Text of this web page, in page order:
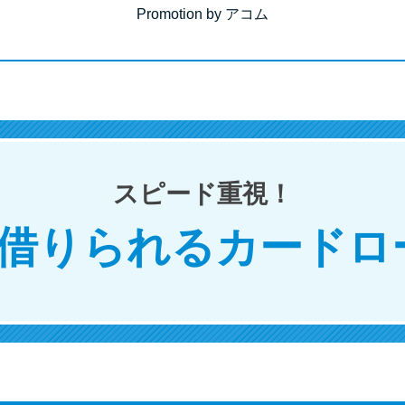
Promotion by アコム
スピード重視！
りられるカードロ